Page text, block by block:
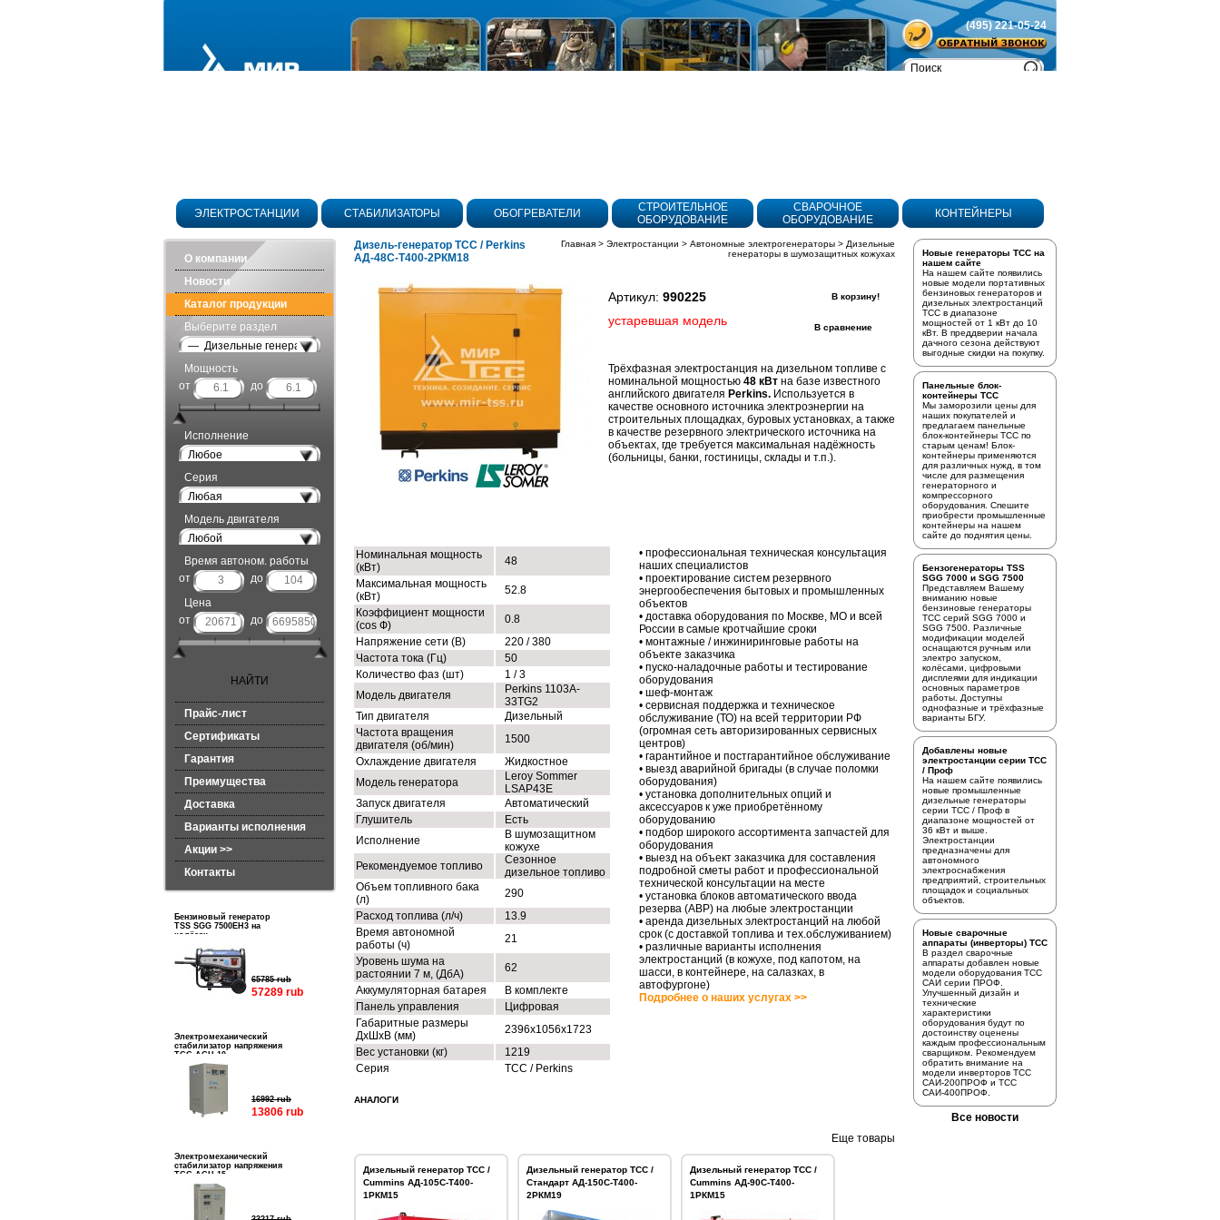
(495) 221-05-24
ЭЛЕКТРОСТАНЦИИ СТАБИЛИЗАТОРЫ ОБОГРЕВАТЕЛИ
СТРОИТЕЛЬНОЕ
ОБОРУДОВАНИЕ
СВАРОЧНОЕ
ОБОРУДОВАНИЕ
КОНТЕЙНЕРЫ
О компании
Новости
Каталог продукции
Выберите раздел
— Дизельные генераторы в шумозащитных кожухах
Мощность
от
до
Исполнение
Любое
Серия
Любая
Модель двигателя
Любой
Время автоном. работы
от
до
Цена
от
до
Прайс-лист
Сертификаты
Гарантия
Преимущества
Доставка
Варианты исполнения
Акции >>
Контакты
Бензиновый генератор
TSS SGG 7500EH3 на
колёсах
65785 rub
57289 rub
Электромеханический
стабилизатор напряжения
ТСС АСН-10
16992 rub
13806 rub
Электромеханический
стабилизатор напряжения
ТСС АСН-15
Дизель-генератор ТСС / Perkins
АД-48С-Т400-2РКМ18
Главная > Электростанции > Автономные электрогенераторы > Дизельные
генераторы в шумозащитных кожухах
Артикул: 990225
устаревшая модель
В корзину!
В сравнение
Трёхфазная электростанция на дизельном топливе с
номинальной мощностью 48 кВт на базе известного
английского двигателя Perkins. Используется в
качестве основного источника электроэнергии на
строительных площадках, буровых установках, а также
в качестве резервного электрического источника на
объектах, где требуется максимальная надёжность
(больницы, банки, гостиницы, склады и т.п.).
Номинальная мощность
(кВт)
48
Максимальная мощность
(кВт)
52.8
Коэффициент мощности
(cos Ф)
0.8
Напряжение сети (В)
220 / 380
Частота тока (Гц)
50
Количество фаз (шт)
1 / 3
Модель двигателя
Perkins 1103A-
33TG2
Тип двигателя
Дизельный
Частота вращения
двигателя (об/мин)
1500
Охлаждение двигателя
Жидкостное
Модель генератора
Leroy Sommer
LSAP43E
Запуск двигателя
Автоматический
Глушитель
Есть
Исполнение
В шумозащитном
кожухе
Рекомендуемое топливо
Сезонное
дизельное топливо
Объем топливного бака
(л)
290
Расход топлива (л/ч)
13.9
Время автономной
работы (ч)
21
Уровень шума на
растоянии 7 м, (ДбА)
62
Аккумуляторная батарея
В комплекте
Панель управления
Цифровая
Габаритные размеры
ДхШхВ (мм)
2396x1056x1723
Вес установки (кг)
1219
Серия
ТСС / Perkins
• профессиональная техническая консультация
наших специалистов
• проектирование систем резервного
энергообеспечения бытовых и промышленных
объектов
• доставка оборудования по Москве, МО и всей
России в самые кротчайшие сроки
• монтажные / инжиниринговые работы на
объекте заказчика
• пуско-наладочные работы и тестирование
оборудования
• шеф-монтаж
• сервисная поддержка и техническое
обслуживание (ТО) на всей территории РФ
(огромная сеть авторизированных сервисных
центров)
• гарантийное и постгарантийное обслуживание
• выезд аварийной бригады (в случае поломки
оборудования)
• установка дополнительных опций и
аксессуаров к уже приобретённому
оборудованию
• подбор широкого ассортимента запчастей для
оборудования
• выезд на объект заказчика для составления
подробной сметы работ и профессиональной
технической консультации на месте
• установка блоков автоматического ввода
резерва (АВР) на любые электростанции
• аренда дизельных электростанций на любой
срок (с доставкой топлива и тех.обслуживанием)
• различные варианты исполнения
электростанций (в кожухе, под капотом, на
шасси, в контейнере, на салазках, в
автофургоне)
Подробнее о наших услугах >>
АНАЛОГИ
Еще товары
Дизельный генератор ТСС /
Cummins АД-105С-Т400-
1РКМ15
Дизельный генератор ТСС /
Стандарт АД-150С-Т400-
2РКМ19
Дизельный генератор ТСС /
Cummins АД-90С-Т400-
1РКМ15
Новые генераторы ТСС на
нашем сайте
На нашем сайте появились
новые модели портативных
бензиновых генераторов и
дизельных электростанций
ТСС в диапазоне
мощностей от 1 кВт до 10
кВт. В преддверии начала
дачного сезона действуют
выгодные скидки на покупку.
Панельные блок-
контейнеры ТСС
Мы заморозили цены для
наших покупателей и
предлагаем панельные
блок-контейнеры ТСС по
старым ценам! Блок-
контейнеры применяются
для различных нужд, в том
числе для размещения
генераторного и
компрессорного
оборудования. Спешите
приобрести промышленные
контейнеры на нашем
сайте до поднятия цены.
Бензогенераторы TSS
SGG 7000 и SGG 7500
Представляем Вашему
вниманию новые
бензиновые генераторы
ТСС серий SGG 7000 и
SGG 7500. Различные
модификации моделей
оснащаются ручным или
электро запуском,
колёсами, цифровыми
дисплеями для индикации
основных параметров
работы. Доступны
однофазные и трёхфазные
варианты БГУ.
Добавлены новые
электростанции серии ТСС
/ Проф
На нашем сайте появились
новые промышленные
дизельные генераторы
серии ТСС / Проф в
диапазоне мощностей от
36 кВт и выше.
Электростанции
предназначены для
автономного
электроснабжения
предприятий, строительных
площадок и социальных
объектов.
Новые сварочные
аппараты (инверторы) ТСС
В раздел сварочные
аппараты добавлен новые
модели оборудования ТСС
САИ серии ПРОФ.
Улучшенный дизайн и
технические
характеристики
оборудования будут по
достоинству оценены
каждым профессиональным
сварщиком. Рекомендуем
обратить внимание на
модели инверторов ТСС
САИ-200ПРОФ и ТСС
САИ-400ПРОФ.
Все новости